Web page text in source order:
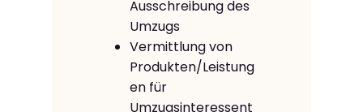
Ausschreibung des
Umzugs
Vermittlung von
Produkten/Leistung
en für
Umzugsinteressent